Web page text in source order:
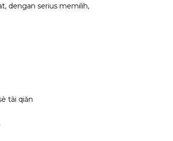
dengan serius memilih,
tài qiǎn